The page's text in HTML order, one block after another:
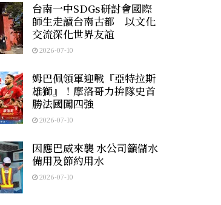
台南一中SDGs研討會國際
師生走讀台南古都 以文化
交流深化世界友誼
2026-07-10
姆巴佩領軍迎戰『亞特拉斯
雄獅』！摩洛哥力拚隊史首
勝法國闖四強
2026-07-10
因應巴威來襲 水公司籲儲水
備用及節約用水
2026-07-10